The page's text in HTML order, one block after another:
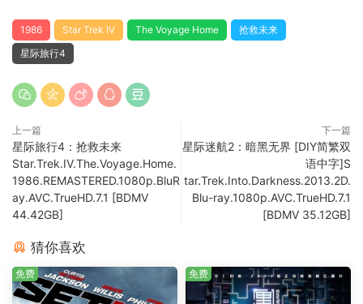
1986 Star Trek IV The Voyage Home
抢救未来
星际旅行4
上一篇
星际旅行4：抢救未来
Star.Trek.IV.The.Voyage.Home.
1986.REMASTERED.1080p.BluR
ay.AVC.TrueHD.7.1 [BDMV
44.42GB]
下一篇
星际迷航2：暗黑无界 [DIY简繁双
语中字]S
tar.Trek.Into.Darkness.2013.2D.
Blu-ray.1080p.AVC.TrueHD.7.1
[BDMV 35.12GB]
猜你喜欢
免费 免费